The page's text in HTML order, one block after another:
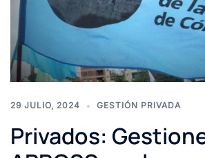
29 JULIO, 2024 GESTIÓN PRIVADA
Privados: